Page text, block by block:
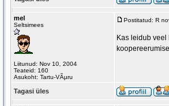
mel
Seltsimees
Liitunud: Nov 10, 2004
Teateid: 160
Asukoht: Tartu-VÃµru
Postitatud: R
Kas leidub
Tagasi üles